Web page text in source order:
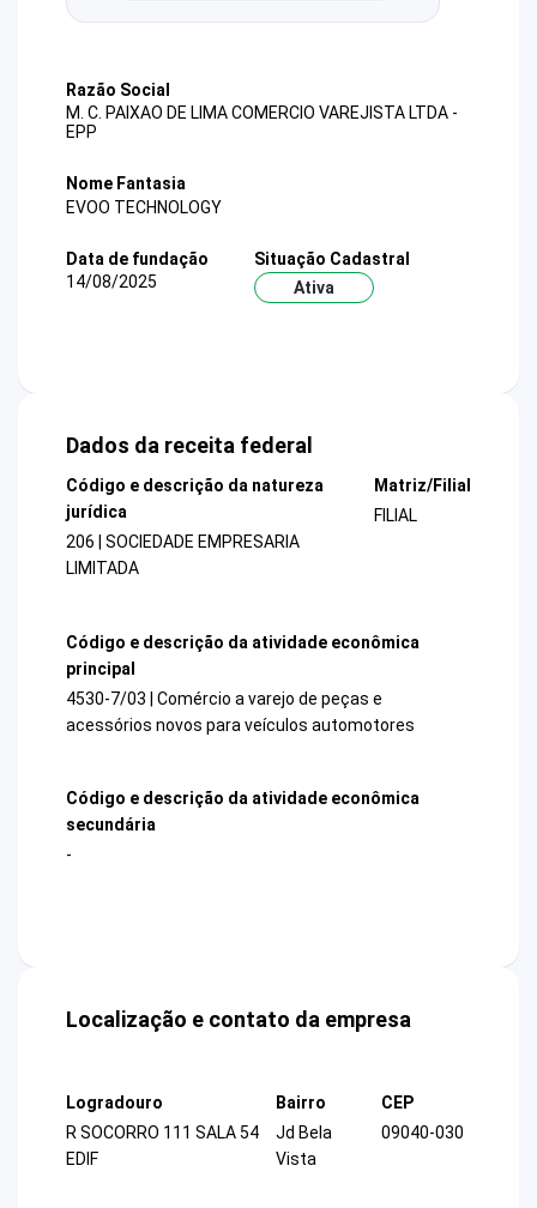
Razão Social
M. C. PAIXAO DE LIMA COMERCIO VAREJISTA LTDA -
EPP
Nome Fantasia
EVOO TECHNOLOGY
Data de fundação
14/08/2025
Situação Cadastral
Ativa
Dados da receita federal
Código e descrição da natureza
jurídica
206 | SOCIEDADE EMPRESARIA
LIMITADA
Matriz/Filial
FILIAL
Código e descrição da atividade econômica
principal
4530-7/03 | Comércio a varejo de peças e
acessórios novos para veículos automotores
Código e descrição da atividade econômica
secundária
-
Localização e contato da empresa
Logradouro
R SOCORRO 111 SALA 54
EDIF
Bairro
Jd Bela
Vista
CEP
09040-030